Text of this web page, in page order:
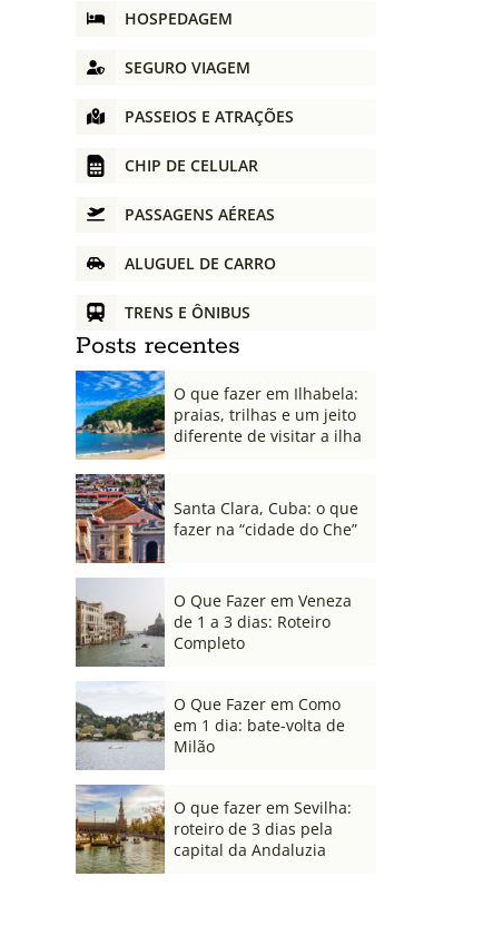
HOSPEDAGEM
SEGURO VIAGEM
PASSEIOS E ATRAÇÕES
CHIP DE CELULAR
PASSAGENS AÉREAS
ALUGUEL DE CARRO
TRENS E ÔNIBUS
Posts recentes
O que fazer em Ilhabela:
praias, trilhas e um jeito
diferente de visitar a ilha
Santa Clara, Cuba: o que
fazer na “cidade do Che”
O Que Fazer em Veneza
de 1 a 3 dias: Roteiro
Completo
O Que Fazer em Como
em 1 dia: bate-volta de
Milão
O que fazer em Sevilha:
roteiro de 3 dias pela
capital da Andaluzia